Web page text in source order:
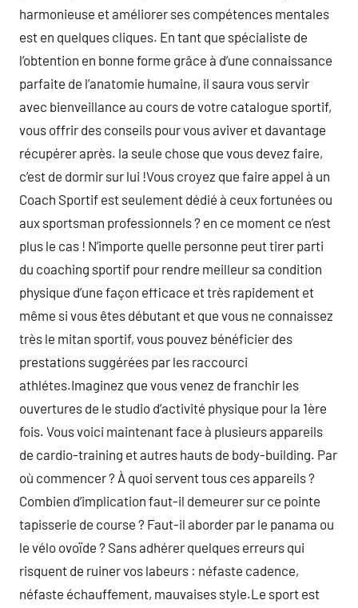
harmonieuse et améliorer ses compétences mentales
est en quelques cliques. En tant que spécialiste de
l’obtention en bonne forme grâce à d’une connaissance
parfaite de l’anatomie humaine, il saura vous servir
avec bienveillance au cours de votre catalogue sportif,
vous offrir des conseils pour vous aviver et davantage
récupérer après. la seule chose que vous devez faire,
c’est de dormir sur lui !Vous croyez que faire appel à un
Coach Sportif est seulement dédié à ceux fortunées ou
aux sportsman professionnels ? en ce moment ce n’est
plus le cas ! N’importe quelle personne peut tirer parti
du coaching sportif pour rendre meilleur sa condition
physique d’une façon efficace et très rapidement et
même si vous êtes débutant et que vous ne connaissez
très le mitan sportif, vous pouvez bénéficier des
prestations suggérées par les raccourci
athlétes.Imaginez que vous venez de franchir les
ouvertures de le studio d’activité physique pour la 1ère
fois. Vous voici maintenant face à plusieurs appareils
de cardio-training et autres hauts de body-building. Par
où commencer ? À quoi servent tous ces appareils ?
Combien d’implication faut-il demeurer sur ce pointe
tapisserie de course ? Faut-il aborder par le panama ou
le vélo ovoïde ? Sans adhérer quelques erreurs qui
risquent de ruiner vos labeurs : néfaste cadence,
néfaste échauffement, mauvaises style.Le sport est